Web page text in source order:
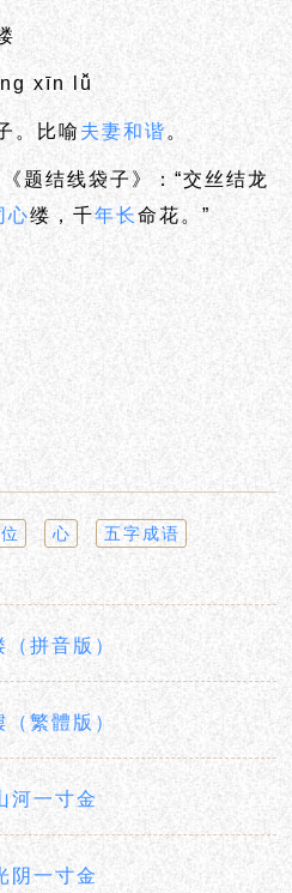
xīn lǚ
。比喻 夫妻和谐 。
《题结线袋子》：“交丝结龙
心缕，千年长命花。”
心
五字成语
拼音版）
繁體版）
河一寸金
阴一寸金